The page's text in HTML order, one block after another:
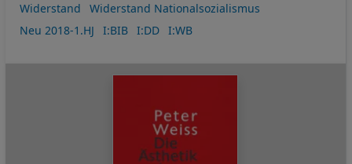
Widerstand
Widerstand Nationalsozialismus
Neu 2018-1.HJ
I:BIB I:DD I:WB